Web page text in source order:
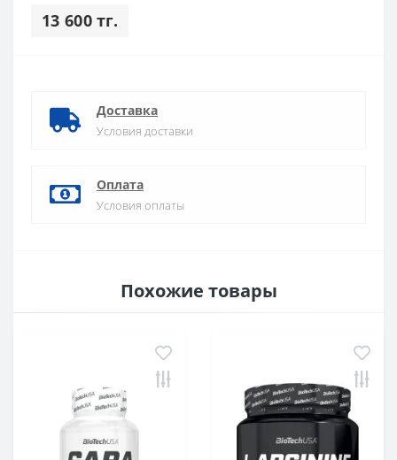
13 600 тг.
Доставка
Условия доставки
Оплата
Условия оплаты
Похожие товары